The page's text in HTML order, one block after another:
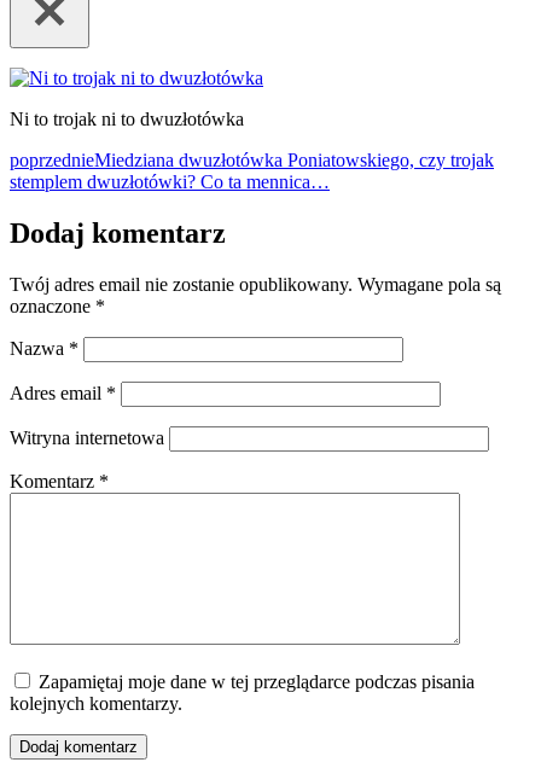
Ni to trojak ni to dwuzłotówka
poprzednieMiedziana dwuzłotówka Poniatowskiego, czy trojak
stemplem dwuzłotówki? Co ta mennica…
Dodaj komentarz
Twój adres email nie zostanie opublikowany. Wymagane pola są
oznaczone *
Nazwa *
Adres email *
Witryna internetowa
Komentarz *
Zapamiętaj moje dane w tej przeglądarce podczas pisania
kolejnych komentarzy.